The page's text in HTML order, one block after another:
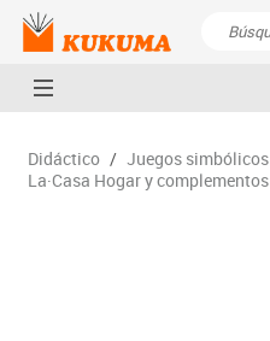
Didáctico / Juegos simbólicos
La·Casa Hogar y complementos